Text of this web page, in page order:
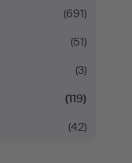
(691)
(51)
(3)
(119)
(42)